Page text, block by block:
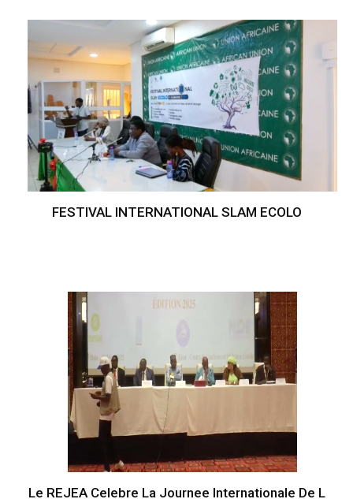
FESTIVAL INTERNATIONAL SLAM ECOLO
Le REJEA Celebre La Journee Internationale De L